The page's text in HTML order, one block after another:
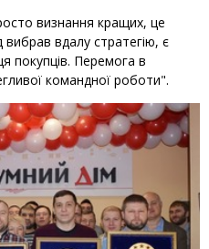
визнання кращих, це
вдалу стратегію, є
покупців. Перемога в
​​командної роботи".